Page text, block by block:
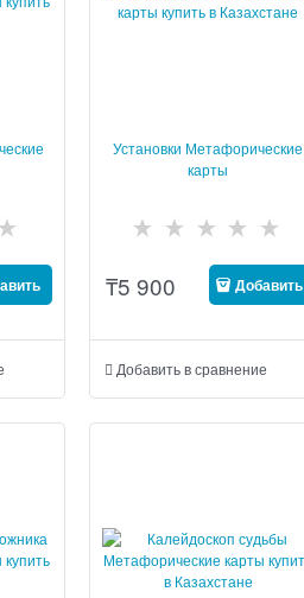
Установки Метафорические
карты
₸5 900 Добавить
Добавить в сравнение